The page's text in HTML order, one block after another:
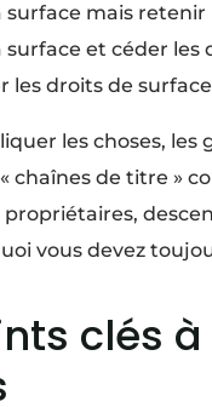
surface mais
surface et céder
les droits de
les choses,
chaînes de titre »
propriétaires,
vous devez
clés